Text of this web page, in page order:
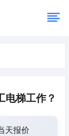
电梯工作？
天报价